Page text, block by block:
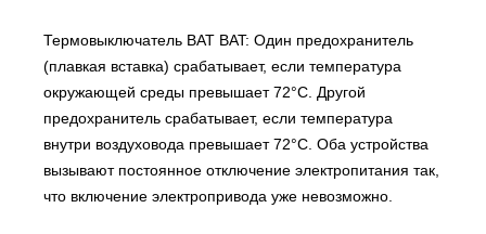
Термовыключатель BAT BAT: Один предохранитель
(плавкая вставка) срабатывает, если температура
окружающей среды превышает 72°С. Другой
предохранитель срабатывает, если температура
внутри воздуховода превышает 72°С. Оба устройства
вызывают постоянное отключение электропитания так,
что включение электропривода уже невозможно.